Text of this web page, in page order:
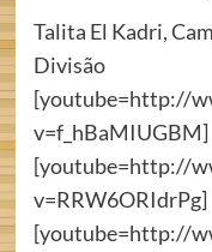
Talita El Kadri,
Divisão
[youtube=http://
v=f_hBaMIUGBM]
[youtube=http://
v=RRW6ORIdrPg]
[youtube=http://